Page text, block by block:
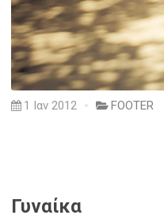
1 Ιαν 2012 FOOTER
Γυναίκα